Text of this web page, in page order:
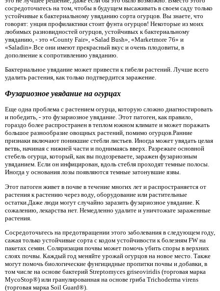
сосредоточьтесь на том, чтобы в будущем высаживать в своем саду только
устойчивые к бактериальному увяданию сорта огурцов. Вы знаете, что
говорят: унция профилактики стоит фунта огурцов! Некоторые из моих
любимых разновидностей огурцов, устойчивых к бактериальному
увяданию, - это «County Fair», «Salad Bush», «Marketmore 76» и
«Saladin».Все они имеют прекрасный вкус и очень плодовиты, в
дополнение к сопротивлению увяданию.
Бактериальное увядание может привести к гибели растений. Лучше всего
удалить растения, как только подтвердится заражение.
Фузариозное увядание на огурцах
Еще одна проблема с растением огурца, которую сложно диагностировать
и победить, - это фузариозное увядание. Этот патоген, как правило,
гораздо более распространен в теплом южном климате и может поражать
большое разнообразие овощных растений, помимо огурцов.Ранние
признаки включают поникшие стебли листьев. Иногда может увядать целая
ветвь, начиная с нижней части и поднимаясь вверх. Разрежьте основной
стебель огурца, который, как вы подозреваете, заражен фузариозным
увяданием. Если он инфицирован, вдоль стебля проходят темные полосы.
Иногда у основания лозы появляются темные затонувшие язвы.
Этот патоген живет в почве в течение многих лет и распространяется от
растения к растению через воду, оборудование или растительные
остатки.Даже люди могут случайно заразить фузариозное увядание. К
сожалению, лекарства нет. Немедленно удалите и уничтожьте зараженные
растения.
Сосредоточьтесь на предотвращении этого заболевания в следующем году,
сажая только устойчивые сорта с кодом устойчивости к болезням FW на
пакетах семян. Соляризация почвы может помочь убить споры в верхних
слоях почвы. Каждый год меняйте урожай огурцов на новое место. Также
могут помочь биологические фунгицидные пропитки почвы и добавки, в
том числе на основе бактерий Streptomyces griseoviridis (торговая марка
MycoStop®) или гранулированная на основе гриба Trichoderma virens
(торговая марка Soil Guard®).